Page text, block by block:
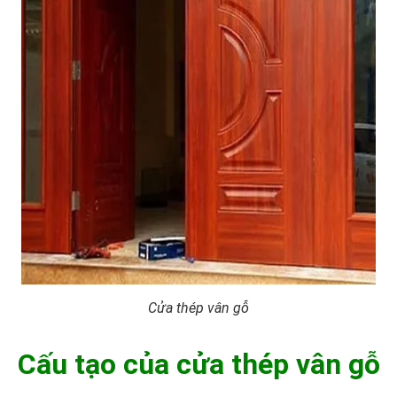
Cửa thép vân gỗ
Cấu tạo của cửa thép vân gỗ